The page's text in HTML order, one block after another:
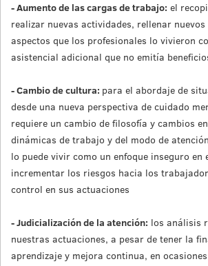
- Aumento de las cargas de trabajo: el
realizar nuevas actividades, rellenar
aspectos que los profesionales lo vivieron
asistencial adicional que no emitía
- Cambio de cultura: para el abordaje de
desde una nueva perspectiva de cuidado
requiere un cambio de filosofía y cambios
dinámicas de trabajo y del modo de
lo puede vivir como un enfoque inseguro en
incrementar los riesgos hacia los
control en sus actuaciones
- Judicialización de la atención: los análisis
nuestras actuaciones, a pesar de tener la
aprendizaje y mejora continua, en